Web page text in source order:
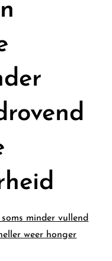
minder vullend
weer honger